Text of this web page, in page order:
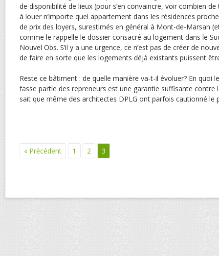
de disponibilité de lieux (pour s’en convaincre, voir combien
à louer n’importe quel appartement dans les résidences
de prix des loyers, surestimés en général à Mont-de-Marsan
comme le rappelle le dossier consacré au logement dans le
Nouvel Obs. S’il y a une urgence, ce n’est pas de créer de
de faire en sorte que les logements déjà existants puissent
Reste ce bâtiment : de quelle manière va-t-il évoluer? En quoi
fasse partie des repreneurs est une garantie suffisante contre
sait que même des architectes DPLG ont parfois cautionné le
« Précédent 1 2 3